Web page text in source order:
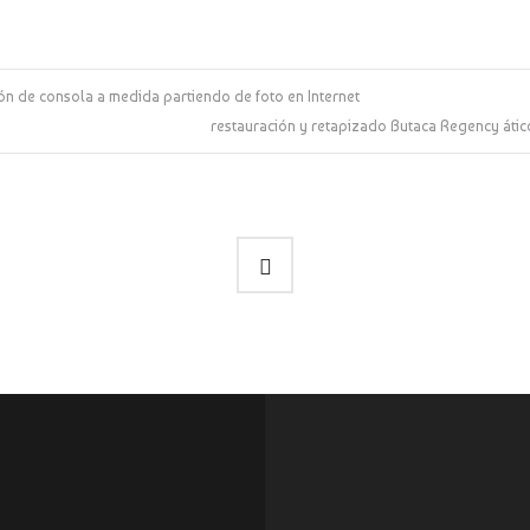
de consola a medida partiendo de foto en Internet
restauración y retapizado Butaca Regency